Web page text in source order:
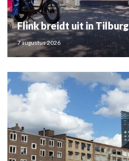
Flink breidt uit in Tilburg
7 augustus 2026